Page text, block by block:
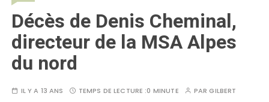
Décès de Denis Cheminal,
directeur de la MSA Alpes
du nord
IL Y A 13 ANS TEMPS DE LECTURE :0 MINUTE PARGILBERT